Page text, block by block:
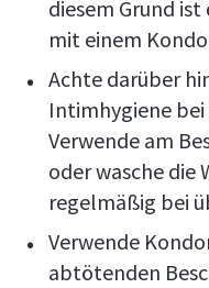
diesem Grund
mit einem
Achte darüber
Intimhygiene bei
Verwende am
oder wasche die
regelmäßig bei
Verwende
abtötenden